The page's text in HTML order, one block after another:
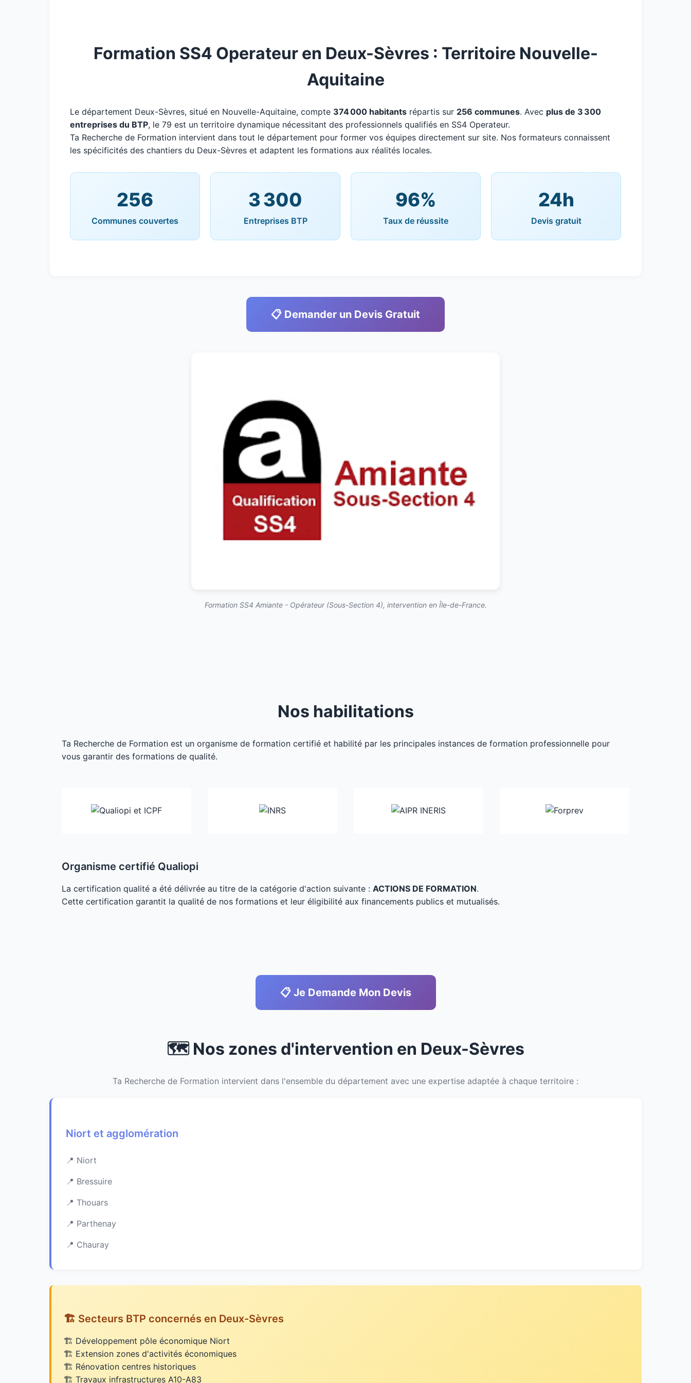
Formation SS4 Operateur en Deux-Sèvres : Territoire Nouvelle-
Aquitaine
Le département Deux-Sèvres, situé en Nouvelle-Aquitaine, compte 374 000 habitants répartis sur 256 communes. Avec plus de 3 300
entreprises du BTP, le 79 est un territoire dynamique nécessitant des professionnels qualifiés en SS4 Operateur.
Ta Recherche de Formation intervient dans tout le département pour former vos équipes directement sur site. Nos formateurs connaissent
les spécificités des chantiers du Deux-Sèvres et adaptent les formations aux réalités locales.
256
Communes couvertes
3 300
Entreprises BTP
96%
Taux de réussite
24h
Devis gratuit
📋 Demander un Devis Gratuit
Formation SS4 Amiante - Opérateur (Sous-Section 4), intervention en Île-de-France.
Nos habilitations
Ta Recherche de Formation est un organisme de formation certifié et habilité par les principales instances de formation professionnelle pour
vous garantir des formations de qualité.
Organisme certifié Qualiopi
La certification qualité a été délivrée au titre de la catégorie d'action suivante : ACTIONS DE FORMATION.
Cette certification garantit la qualité de nos formations et leur éligibilité aux financements publics et mutualisés.
📋 Je Demande Mon Devis
🗺️ Nos zones d'intervention en Deux-Sèvres
Ta Recherche de Formation intervient dans l'ensemble du département avec une expertise adaptée à chaque territoire :
Niort et agglomération
Niort
Bressuire
Thouars
Parthenay
Chauray
🏗️ Secteurs BTP concernés en Deux-Sèvres
Développement pôle économique Niort
Extension zones d'activités économiques
Rénovation centres historiques
Travaux infrastructures A10-A83